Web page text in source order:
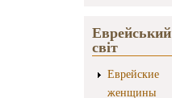
Еврейський
світ
Еврейские
женщины